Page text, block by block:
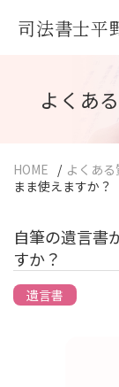
司法書士平
よくあ
HOME / よくあ
まま使えますか？
自筆の遺言書
すか？
遺言書